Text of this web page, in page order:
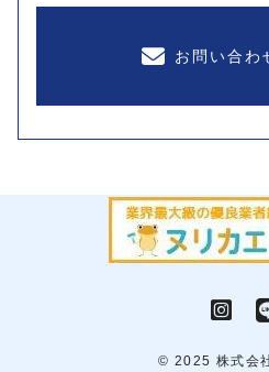
お問い合わ
© 2025 株式会